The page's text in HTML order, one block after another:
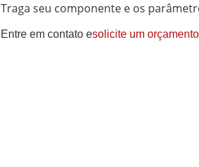
Traga seu componente e os
Entre em contato esolicite um orçamento